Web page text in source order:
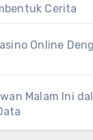
Cerita
Online
Malam Ini